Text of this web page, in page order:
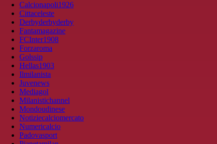
Calcionapoli1926
Cittaceleste
Derbyderbyderby
Fantamagazine
FCInter1908
Forzaroma
Golssip
Hellas1903
Ilmilanista
Juvenews
Mediagol
Milanistichannel
Mondoudinese
Notiziecalciomercato
Numericalcio
Padovasport